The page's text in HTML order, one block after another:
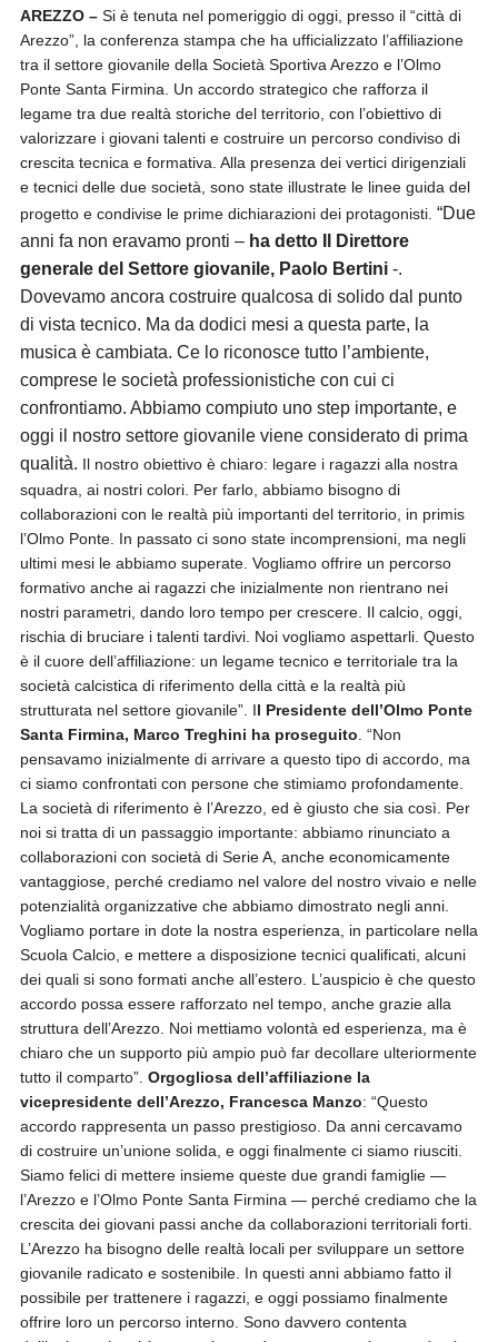
AREZZO –Si è tenuta nel pomeriggio di oggi, presso il “città di
Arezzo”, la conferenza stampa che ha ufficializzato l’affiliazione
tra il settore giovanile della Società Sportiva Arezzo e l’Olmo
Ponte Santa Firmina. Un accordo strategico che rafforza il
legame tra due realtà storiche del territorio, con l’obiettivo di
valorizzare i giovani talenti e costruire un percorso condiviso di
crescita tecnica e formativa. Alla presenza dei vertici dirigenziali
e tecnici delle due società, sono state illustrate le linee guida del
progetto e condivise le prime dichiarazioni dei protagonisti. “Due
anni fa non eravamo pronti – ha detto Il Direttore
generale del Settore giovanile, Paolo Bertini-.
Dovevamo ancora costruire qualcosa di solido dal punto
di vista tecnico. Ma da dodici mesi a questa parte, la
musica è cambiata. Ce lo riconosce tutto l’ambiente,
comprese le società professionistiche con cui ci
confrontiamo. Abbiamo compiuto uno step importante, e
oggi il nostro settore giovanile viene considerato di prima
qualità. Il nostro obiettivo è chiaro: legare i ragazzi alla nostra
squadra, ai nostri colori. Per farlo, abbiamo bisogno di
collaborazioni con le realtà più importanti del territorio, in primis
l’Olmo Ponte. In passato ci sono state incomprensioni, ma negli
ultimi mesi le abbiamo superate. Vogliamo offrire un percorso
formativo anche ai ragazzi che inizialmente non rientrano nei
nostri parametri, dando loro tempo per crescere. Il calcio, oggi,
rischia di bruciare i talenti tardivi. Noi vogliamo aspettarli. Questo
è il cuore dell’affiliazione: un legame tecnico e territoriale tra la
società calcistica di riferimento della città e la realtà più
strutturata nel settore giovanile”. Il Presidente dell’Olmo Ponte
Santa Firmina, Marco Treghini ha proseguito. “Non
pensavamo inizialmente di arrivare a questo tipo di accordo, ma
ci siamo confrontati con persone che stimiamo profondamente.
La società di riferimento è l’Arezzo, ed è giusto che sia così. Per
noi si tratta di un passaggio importante: abbiamo rinunciato a
collaborazioni con società di Serie A, anche economicamente
vantaggiose, perché crediamo nel valore del nostro vivaio e nelle
potenzialità organizzative che abbiamo dimostrato negli anni.
Vogliamo portare in dote la nostra esperienza, in particolare nella
Scuola Calcio, e mettere a disposizione tecnici qualificati, alcuni
dei quali si sono formati anche all’estero. L’auspicio è che questo
accordo possa essere rafforzato nel tempo, anche grazie alla
struttura dell’Arezzo. Noi mettiamo volontà ed esperienza, ma è
chiaro che un supporto più ampio può far decollare ulteriormente
tutto il comparto”. Orgogliosa dell’affiliazione la
vicepresidente dell’Arezzo, Francesca Manzo: “Questo
accordo rappresenta un passo prestigioso. Da anni cercavamo
di costruire un’unione solida, e oggi finalmente ci siamo riusciti.
Siamo felici di mettere insieme queste due grandi famiglie —
l’Arezzo e l’Olmo Ponte Santa Firmina — perché crediamo che la
crescita dei giovani passi anche da collaborazioni territoriali forti.
L’Arezzo ha bisogno delle realtà locali per sviluppare un settore
giovanile radicato e sostenibile. In questi anni abbiamo fatto il
possibile per trattenere i ragazzi, e oggi possiamo finalmente
offrire loro un percorso interno. Sono davvero contenta